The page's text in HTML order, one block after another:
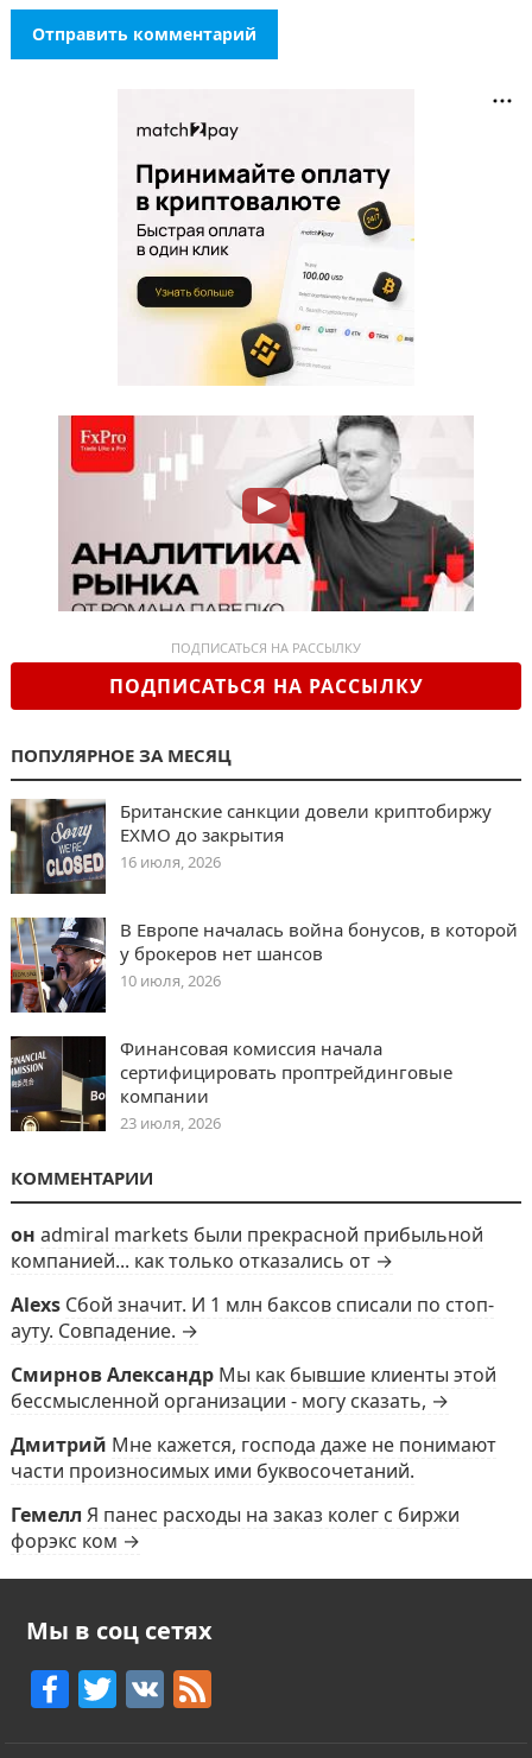
ПОДПИСАТЬСЯ НА РАССЫЛКУ
ПОДПИСАТЬСЯ НА РАССЫЛКУ
ПОПУЛЯРНОЕ ЗА МЕСЯЦ
Британские санкции довели криптобиржу
EXMO до закрытия
16 июля, 2026
В Европе началась война бонусов, в которой
у брокеров нет шансов
10 июля, 2026
Финансовая комиссия начала
сертифицировать проптрейдинговые
компании
23 июля, 2026
КОММЕНТАРИИ
он admiral markets были прекрасной прибыльной
компанией... как только отказались от →
Alexs Сбой значит. И 1 млн баксов списали по стоп-
ауту. Совпадение. →
Смирнов Александр Мы как бывшие клиенты этой
бессмысленной организации - могу сказать, →
Дмитрий Мне кажется, господа даже не понимают
части произносимых ими буквосочетаний.
Гемелл Я панес расходы на заказ колег с биржи
форэкс ком →
Мы в соц сетях
F T V F